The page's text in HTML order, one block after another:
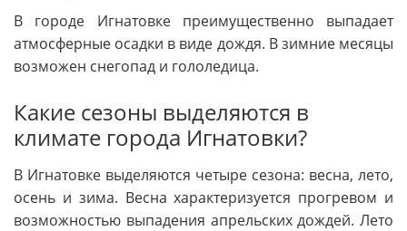
В городе Игнатовке преимущественно выпадает
атмосферные осадки в виде дождя. В зимние месяцы
возможен снегопад и гололедица.
Какие сезоны выделяются в
климате города Игнатовки?
В Игнатовке выделяются четыре сезона: весна, лето,
осень и зима. Весна характеризуется прогревом и
возможностью выпадения апрельских дождей. Лето